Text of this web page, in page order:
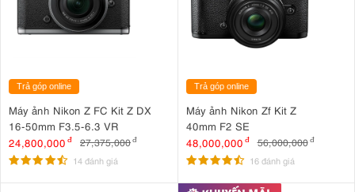
Trả góp online
Máy ảnh Nikon Z FC Kit Z DX
16-50mm F3.5-6.3 VR
24,800,000 đ 27,375,000đ
14 đánh giá
Trả góp online
Máy ảnh Nikon Zf Kit Z
40mm F2 SE
48,000,000 đ 56,000,000 đ
16 đánh giá